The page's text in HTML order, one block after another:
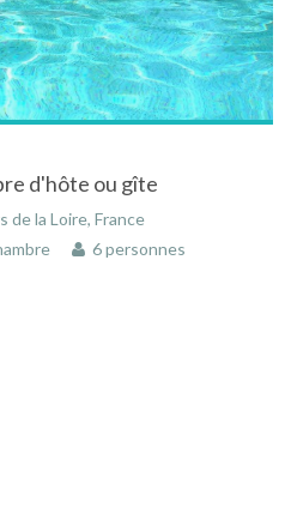
d'hôte ou gîte
de la Loire, France
6 personnes